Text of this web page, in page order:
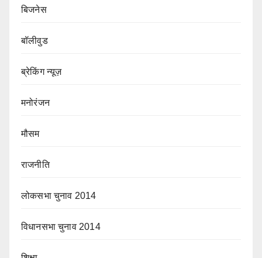
बिजनेस
बॉलीवुड
ब्रेकिंग न्यूज़
मनोरंजन
मौसम
राजनीति
लोकसभा चुनाव 2014
विधानसभा चुनाव 2014